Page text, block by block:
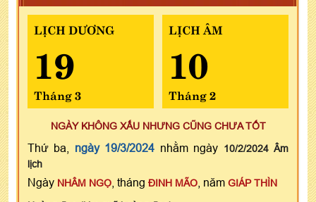
LỊCH DƯƠNG
19
Tháng 3
LỊCH ÂM
10
Tháng 2
NGÀY KHÔNG XẤU NHƯNG CŨNG CHƯA TỐT
Thứ ba, ngày 19/3/2024 nhằm ngày 10/2/2024 Âm
lịch
Ngày NHÂM NGỌ , tháng ĐINH MÃO , năm GIÁP THÌN